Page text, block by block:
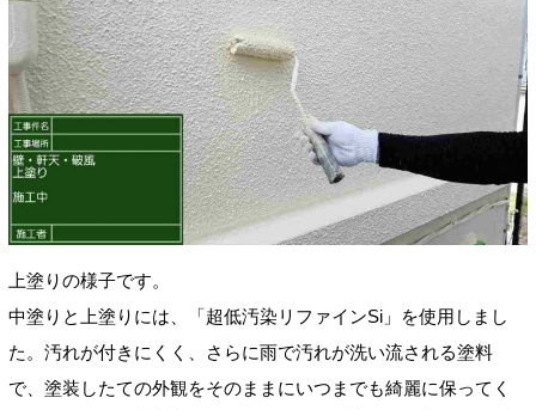
上塗りの様子です。
中塗りと上塗りには、「超低汚染リファインSi」を使用しまし
た。汚れが付きにくく、さらに雨で汚れが洗い流される塗料
で、塗装したての外観をそのままにいつまでも綺麗に保ってく